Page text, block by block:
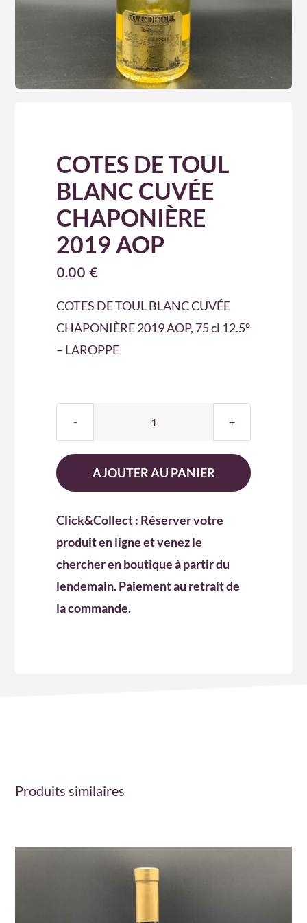
COTES DE TOUL
BLANC CUVÉE
CHAPONIÈRE
2019 AOP
0.00€
COTES DE TOUL BLANC CUVÉE
CHAPONIÈRE 2019 AOP, 75 cl 12.5°
– LAROPPE
quantité
COTES
BLANC
CUVÉE
CHAPONIÈRE
2019
AJOUTER AU PANIER
Click&Collect : Réserver votre
produit en ligne et venez le
chercher en boutique à partir du
lendemain. Paiement au retrait de
la commande.
Produits similaires